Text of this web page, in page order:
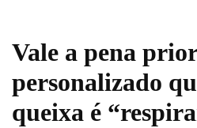
Vale a pena
personalizado
queixa é